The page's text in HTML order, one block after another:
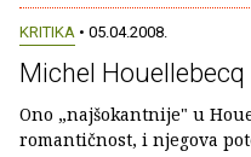
KRITIKA • 05.04.2008.
Michel
Ono „najšokantnije" u
romantičnost, i njegova